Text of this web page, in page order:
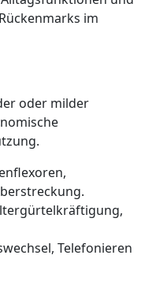
im
oder milder
Telefonieren